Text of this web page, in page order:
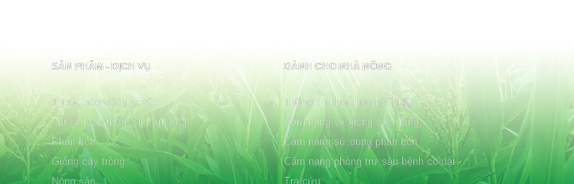
SẢN PHẨM - DỊCH VỤ
Thuốc bảo vệ thực vật
Thuốc kích thích sinh trưởng
Phân bón
Giống cây trồng
Nông sản
DÀNH CHO NHÀ NÔNG
Thông tin khoa học kỹ thuật
Cẩm nang về giống cây trồng
Cẩm nang sử dụng phân bón
Cẩm nang phòng trừ sâu bệnh cỏ dại
Tra cứu